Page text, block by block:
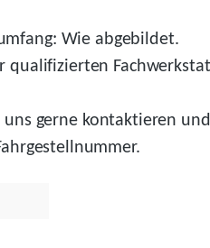
Wie abgebildet.
uns gerne kontaktieren